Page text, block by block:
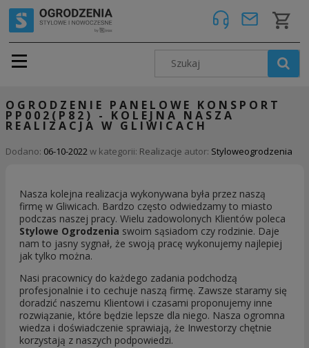
OGRODZENIE PANELOWE KONSPORT
PP002(P82) - KOLEJNA NASZA
REALIZACJA W GLIWICACH
Dodano: 06-10-2022w kategorii: Realizacje autor: Styloweogrodzenia
Nasza kolejna realizacja wykonywana była przez naszą
firmę w Gliwicach. Bardzo często odwiedzamy to miasto
podczas naszej pracy. Wielu zadowolonych Klientów poleca
Stylowe Ogrodzenia swoim sąsiadom czy rodzinie. Daje
nam to jasny sygnał, że swoją pracę wykonujemy najlepiej
jak tylko można.
Nasi pracownicy do każdego zadania podchodzą
profesjonalnie i to cechuje naszą firmę. Zawsze staramy się
doradzić naszemu Klientowi i czasami proponujemy inne
rozwiązanie, które będzie lepsze dla niego. Nasza ogromna
wiedza i doświadczenie sprawiają, że Inwestorzy chętnie
korzystają z naszych podpowiedzi.